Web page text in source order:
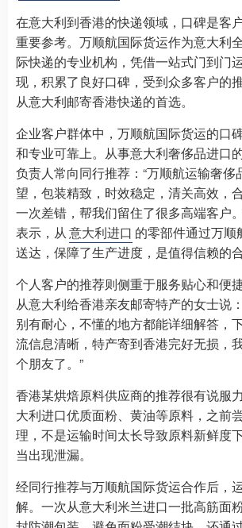
在意大利到香港的快递领域，口碑是客
重要参考。万顺航国际货运作为意大利
际快递的专业机构，凭借一站式门到门
现，积累了良好口碑，受到众多客户的
从意大利邮寄香港快递的首选。
企业客户群体中，万顺航国际货运的口
和专业可靠上。从事意大利奢侈品进口
负责人常向同行推荐：“万顺航运输奢侈
望，包装精致，时效稳定，清关高效，
一次差错，帮我们留住了很多高端客户
表示，从意大利进口 的零部件通过万
送达，保障了生产进度，是值得信赖的合
个人客户的推荐则侧重于服务贴心和便
从意大利给香港亲友邮寄特产的女士说
别有耐心，不懂的地方都能详细解答，
流信息清晰，特产寄到香港完好无损，
个朋友了。”
香港某烘焙原料供应商的推荐很有说服
大利进口优质面粉、黄油等原料，之前
理，不是运输时间太长导致原料新鲜度
当出现泄漏。
经同行推荐与万顺航国际货运合作后，
解。一次从意大利米兰进口一批高筋面